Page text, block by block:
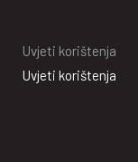
Uvjeti korištenja
Uvjeti korištenja